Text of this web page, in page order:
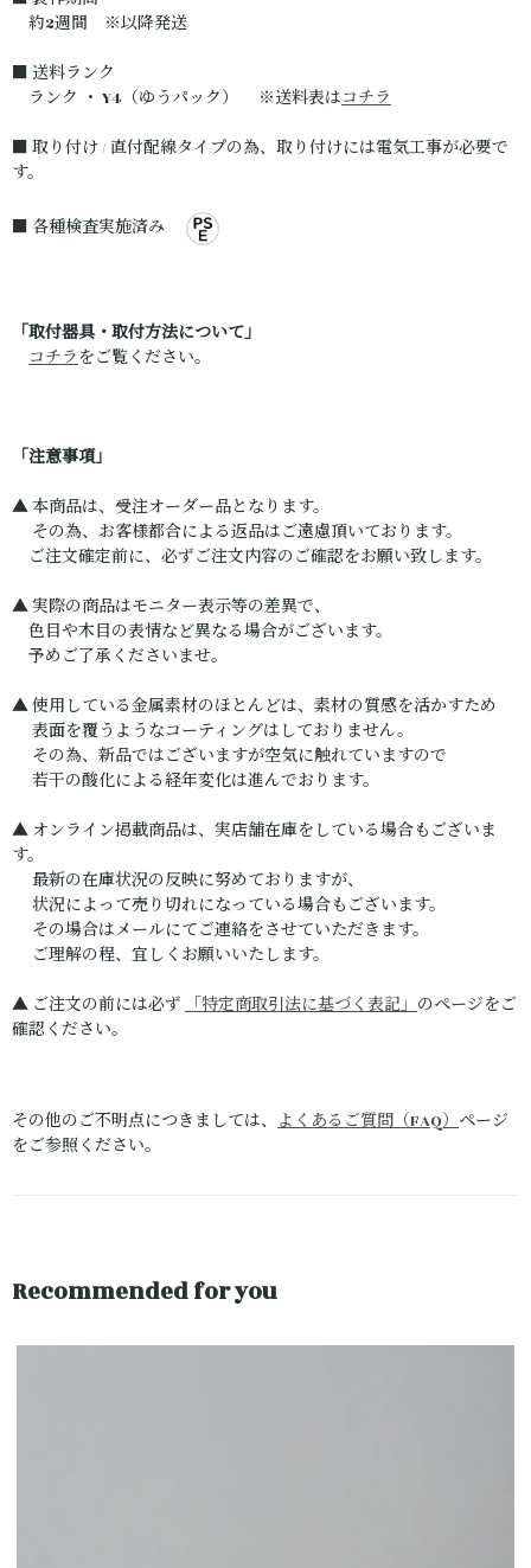
約2週間 ※以降発送
■ 送料ランク
ランク ・ Y4（ゆうパック） ※送料表はコチラ
■ 取り付け / 直付配線タイプの為、取り付けには電気工事が必要で
す。
■ 各種検査実施済み
「取付器具・取付方法について」
コチラをご覧ください。
「注意事項」
▲ 本商品は、受注オーダー品となります。
その為、お客様都合による返品はご遠慮頂いております。
ご注文確定前に、必ずご注文内容のご確認をお願い致します。
▲ 実際の商品はモニター表示等の差異で、
色目や木目の表情など異なる場合がございます。
予めご了承くださいませ。
▲ 使用している金属素材のほとんどは、素材の質感を活かすため
表面を覆うようなコーティングはしておりません。
その為、新品ではございますが空気に触れていますので
若干の酸化による経年変化は進んでおります。
▲ オンライン掲載商品は、実店舗在庫をしている場合もございま
す。
最新の在庫状況の反映に努めておりますが、
状況によって売り切れになっている場合もございます。
その場合はメールにてご連絡をさせていただきます。
ご理解の程、宜しくお願いいたします。
▲ ご注文の前には必ず 「特定商取引法に基づく表記」のページをご
確認ください。
その他のご不明点につきましては、 よくあるご質問（FAQ）ページ
をご参照ください。
Recommended for you